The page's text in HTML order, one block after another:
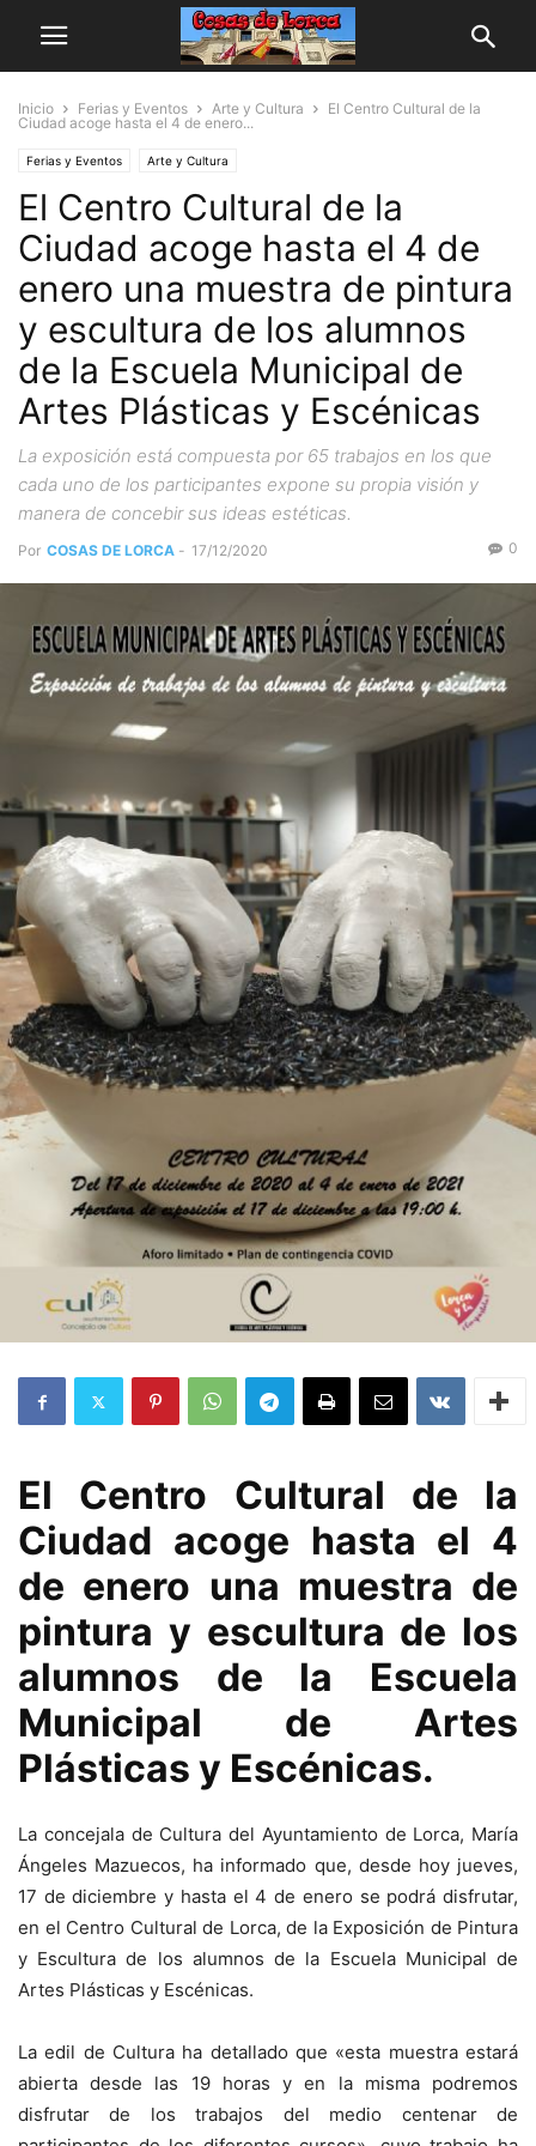
Inicio Ferias y Eventos Arte y Cultura
El Centro Cultural de la
Ciudad acoge hasta el 4 de enero...
Ferias y Eventos Arte y Cultura
El Centro Cultural de la
Ciudad acoge hasta el 4 de
enero una muestra de pintura
y escultura de los alumnos
de la Escuela Municipal de
Artes Plásticas y Escénicas
La exposición está compuesta por 65 trabajos en los que
cada uno de los participantes expone su propia visión y
manera de concebir sus ideas estéticas.
Por COSAS DE LORCA - 17/12/2020 0
El Centro Cultural de la
Ciudad acoge hasta el 4
de enero una muestra de
pintura y escultura de los
alumnos de la Escuela
Municipal de Artes
Plásticas y Escénicas.
La concejala de Cultura del Ayuntamiento de Lorca, María
Ángeles Mazuecos, ha informado que, desde hoy jueves,
17 de diciembre y hasta el 4 de enero se podrá disfrutar,
en el Centro Cultural de Lorca, de la Exposición de Pintura
y Escultura de los alumnos de la Escuela Municipal de
Artes Plásticas y Escénicas.
La edil de Cultura ha detallado que «esta muestra estará
abierta desde las 19 horas y en la misma podremos
disfrutar de los trabajos del medio centenar de